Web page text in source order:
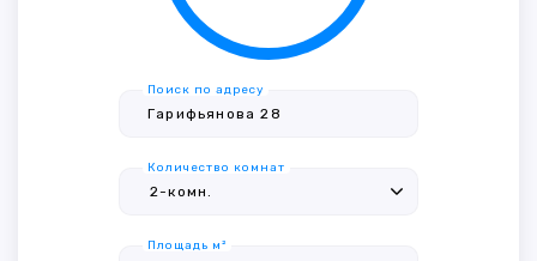
Поиск по адресу
Количество комнат
Площадь м²